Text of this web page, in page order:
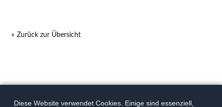
Zurück zur Übersicht
Diese Website verwendet Cookies. Einige sind essenziell,